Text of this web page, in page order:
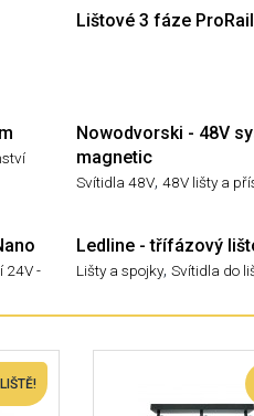
Lištové 3 fáze
Nowodvorski - 48V
magnetic
Svítidla 48V,48V lišty a
24V -
Ledline - třífázový
Lišty a spojky,Svítidla do